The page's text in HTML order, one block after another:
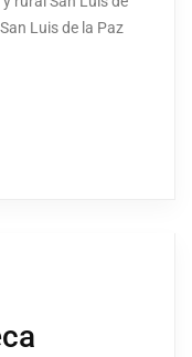
Luis de la Paz